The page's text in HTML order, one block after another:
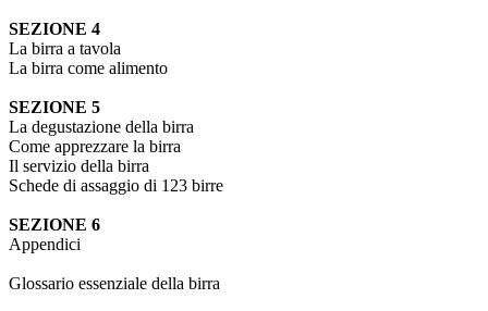
SEZIONE 4
La birra a tavola
La birra come alimento
SEZIONE 5
La degustazione della birra
Come apprezzare la birra
Il servizio della birra
Schede di assaggio di 123 birre
SEZIONE 6
Appendici
Glossario essenziale della birra